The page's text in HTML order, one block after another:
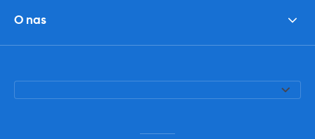
O nas